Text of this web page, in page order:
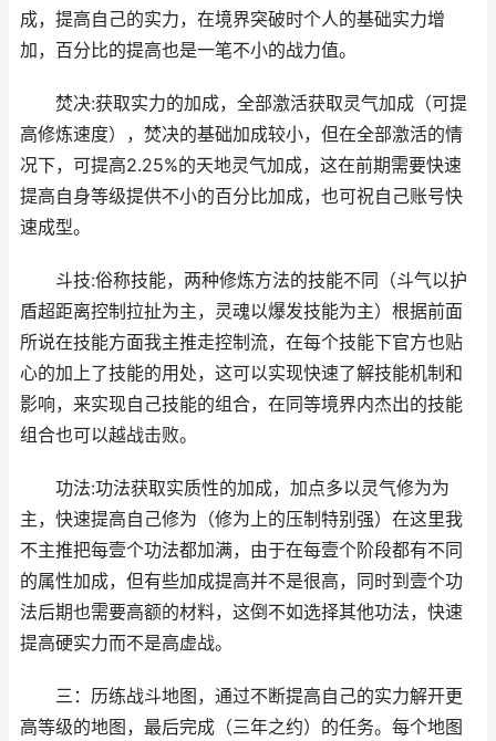
成，提高自己的实力，在境界突破时个人的基础实力增
加，百分比的提高也是一笔不小的战力值。
焚决:获取实力的加成，全部激活获取灵气加成（可提
高修炼速度），焚决的基础加成较小，但在全部激活的情
况下，可提高2.25%的天地灵气加成，这在前期需要快速
提高自身等级提供不小的百分比加成，也可祝自己账号快
速成型。
斗技:俗称技能，两种修炼方法的技能不同（斗气以护
盾超距离控制拉扯为主，灵魂以爆发技能为主）根据前面
所说在技能方面我主推走控制流，在每个技能下官方也贴
心的加上了技能的用处，这可以实现快速了解技能机制和
影响，来实现自己技能的组合，在同等境界内杰出的技能
组合也可以越战击败。
功法:功法获取实质性的加成，加点多以灵气修为为
主，快速提高自己修为（修为上的压制特别强）在这里我
不主推把每壹个功法都加满，由于在每壹个阶段都有不同
的属性加成，但有些加成提高并不是很高，同时到壹个功
法后期也需要高额的材料，这倒不如选择其他功法，快速
提高硬实力而不是高虚战。
三：历练战斗地图，通过不断提高自己的实力解开更
高等级的地图，最后完成（三年之约）的任务。每个地图